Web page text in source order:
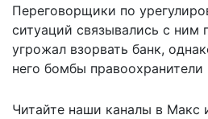
Переговорщики по
ситуаций связывались с ним
угрожал взорвать банк,
него бомбы правоохранители
Читайте наши каналы в Макс